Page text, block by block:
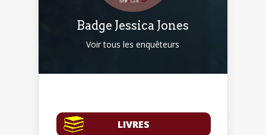
Badge Jessica Jones
Voir tous les enquêteurs
LIVRES